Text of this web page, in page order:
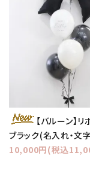
【バルーン】
ブラック(名入れ・文
10,000円(税込